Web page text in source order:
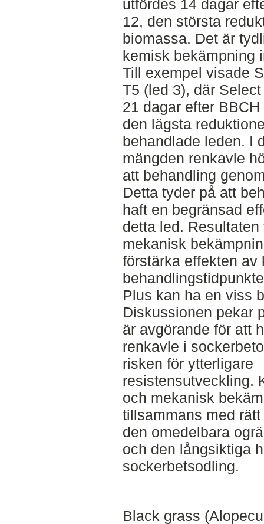
utfördes 14 dagar
12, den största
biomassa. Det är
kemisk bekämpning
Till exempel visade
T5 (led 3), där
21 dagar efter BBCH
den lägsta
behandlade leden. I
mängden renkavle
att behandling
Detta tyder på att
haft en begränsad
detta led.
mekanisk
förstärka effekten av
Plus kan ha en viss
Diskussionen pekar
är avgörande för att
renkavle i
risken för ytterligare
resistensutveckling.
och mekanisk
tillsammans med
den omedelbara
och den långsiktiga
sockerbetsodling.
Black grass